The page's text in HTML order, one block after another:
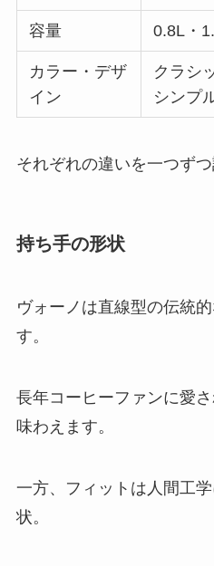
容量 0.8L・
カラー・デザ
イン
クラシ
シンプ
それぞれの違いを一つずつ
持ち手の形状
ヴォーノは直線型の伝統
す。
長年コーヒーファンに愛
味わえます。
一方、フィットは人間工
状。